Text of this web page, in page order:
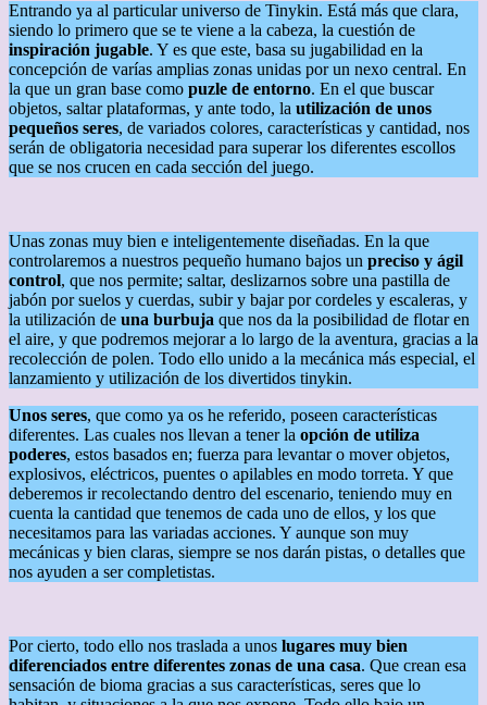
Entrando ya al particular universo de Tinykin. Está más que clara,
siendo lo primero que se te viene a la cabeza, la cuestión de
inspiración jugable. Y es que este, basa su jugabilidad en la
concepción de varías amplias zonas unidas por un nexo central. En
la que un gran base como puzle de entorno. En el que buscar
objetos, saltar plataformas, y ante todo, la utilización de unos
pequeños seres, de variados colores, características y cantidad, nos
serán de obligatoria necesidad para superar los diferentes escollos
que se nos crucen en cada sección del juego.
Unas zonas muy bien e inteligentemente diseñadas. En la que
controlaremos a nuestros pequeño humano bajos un preciso y ágil
control, que nos permite; saltar, deslizarnos sobre una pastilla de
jabón por suelos y cuerdas, subir y bajar por cordeles y escaleras, y
la utilización de una burbuja que nos da la posibilidad de flotar en
el aire, y que podremos mejorar a lo largo de la aventura, gracias a la
recolección de polen. Todo ello unido a la mecánica más especial, el
lanzamiento y utilización de los divertidos tinykin.
Unos seres, que como ya os he referido, poseen características
diferentes. Las cuales nos llevan a tener la opción de utiliza
poderes, estos basados en; fuerza para levantar o mover objetos,
explosivos, eléctricos, puentes o apilables en modo torreta. Y que
deberemos ir recolectando dentro del escenario, teniendo muy en
cuenta la cantidad que tenemos de cada uno de ellos, y los que
necesitamos para las variadas acciones. Y aunque son muy
mecánicas y bien claras, siempre se nos darán pistas, o detalles que
nos ayuden a ser completistas.
Por cierto, todo ello nos traslada a unos lugares muy bien
diferenciados entre diferentes zonas de una casa. Que crean esa
sensación de bioma gracias a sus características, seres que lo